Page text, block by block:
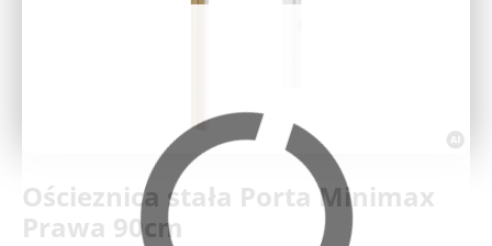
Ościeznica stała Porta Minimax
Prawa 90cm